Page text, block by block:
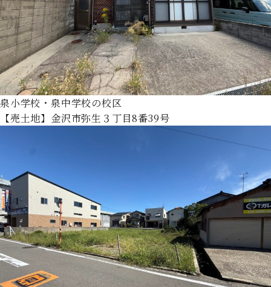
泉小学校・泉中学校の校区
【売土地】金沢市弥生３丁目8番39号